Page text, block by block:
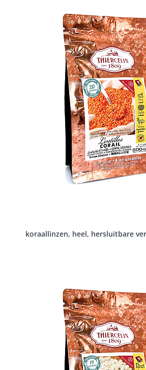
koraallinzen, heel, hersluitbare